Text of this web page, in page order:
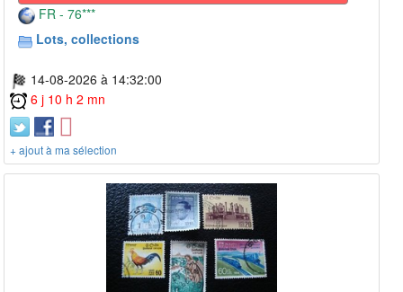
FR - 76***
Lots, collections
14-08-2026 à 14:32:00
6 j 10 h 2 mn
+ ajout à ma sélection